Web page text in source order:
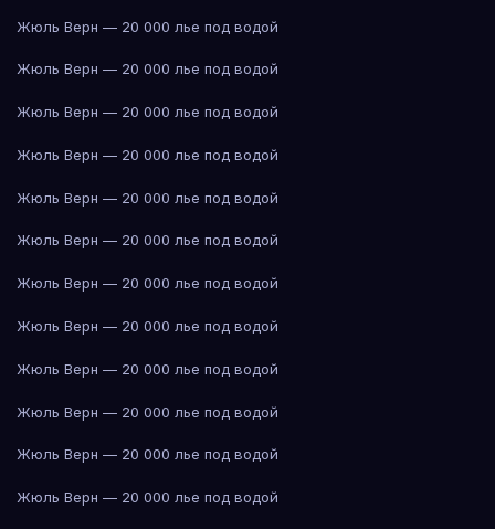
Жюль Верн — 20 000 лье под водой
Жюль Верн — 20 000 лье под водой
Жюль Верн — 20 000 лье под водой
Жюль Верн — 20 000 лье под водой
Жюль Верн — 20 000 лье под водой
Жюль Верн — 20 000 лье под водой
Жюль Верн — 20 000 лье под водой
Жюль Верн — 20 000 лье под водой
Жюль Верн — 20 000 лье под водой
Жюль Верн — 20 000 лье под водой
Жюль Верн — 20 000 лье под водой
Жюль Верн — 20 000 лье под водой